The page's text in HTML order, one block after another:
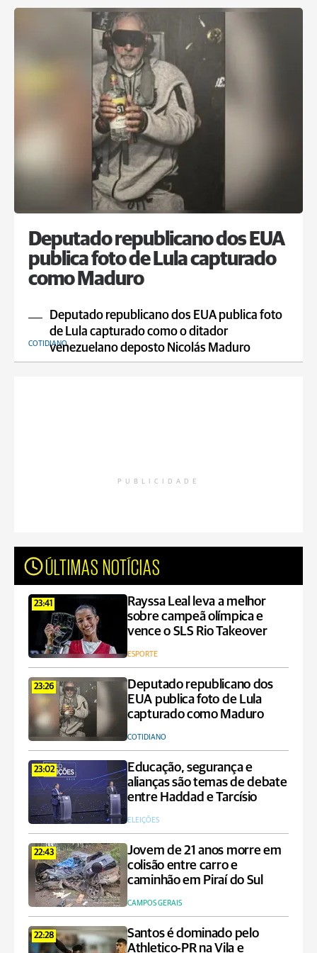
Deputado republicano dos EUA
publica foto de Lula capturado
como Maduro
Deputado republicano dos EUA publica foto
de Lula capturado como o ditador
venezuelano deposto Nicolás Maduro
COTIDIANO
PUBLICIDADE
ÚLTIMAS NOTÍCIAS
23:41
Rayssa Leal leva a melhor
sobre campeã olímpica e
vence o SLS Rio Takeover
ESPORTE
23:26
Deputado republicano dos
EUA publica foto de Lula
capturado como Maduro
COTIDIANO
23:02
Educação, segurança e
alianças são temas de debate
entre Haddad e Tarcísio
ELEIÇÕES
22:43
Jovem de 21 anos morre em
colisão entre carro e
caminhão em Piraí do Sul
CAMPOS GERAIS
22:28
Santos é dominado pelo
Athletico-PR na Vila e